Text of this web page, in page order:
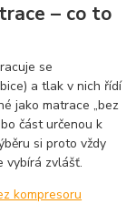
– co to
se
a tlak v nich řídí
jako matrace „bez
část určenou k
si proto vždy
vybírá zvlášť.
kompresoru